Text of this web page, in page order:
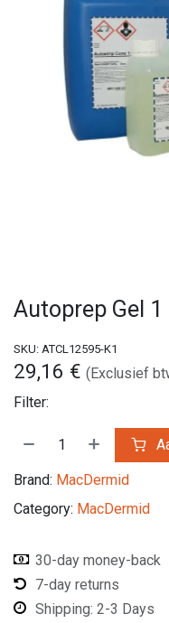
Autoprep Gel 1
SKU: ATCL12595-K1
29,16 € (Exclusief
Filter:
Brand: MacDermid
Category: MacDermid
30-day money-back
7-day returns
Shipping: 2-3 Days